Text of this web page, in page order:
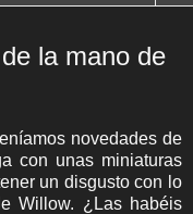
la mano de
novedades de
con unas miniaturas
un disgusto con lo
Willow. ¿Las habéis